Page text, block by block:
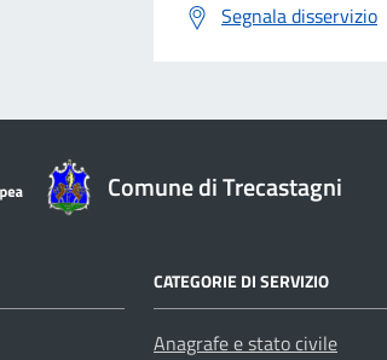
Segnala disservizio
Comune di Trecastagni
CATEGORIE DI SERVIZIO
Anagrafe e stato civile